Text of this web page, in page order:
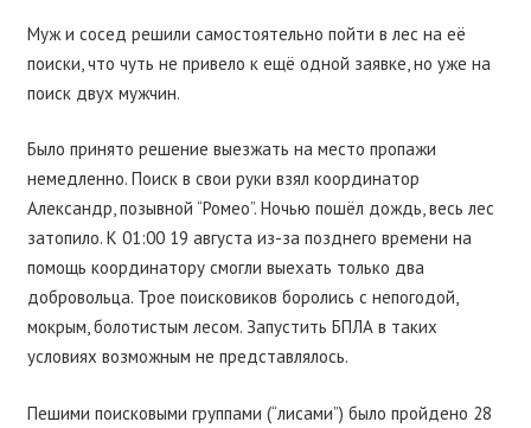
Муж и сосед решили самостоятельно пойти в лес на её
поиски, что чуть не привело к ещё одной заявке, но уже на
поиск двух мужчин.
Было принято решение выезжать на место пропажи
немедленно. Поиск в свои руки взял координатор
Александр, позывной “Ромео”. Ночью пошёл дождь, весь лес
затопило. К 01:00 19 августа из-за позднего времени на
помощь координатору смогли выехать только два
добровольца. Трое поисковиков боролись с непогодой,
мокрым, болотистым лесом. Запустить БПЛА в таких
условиях возможным не представлялось.
Пешими поисковыми группами (“лисами”) было пройдено 28